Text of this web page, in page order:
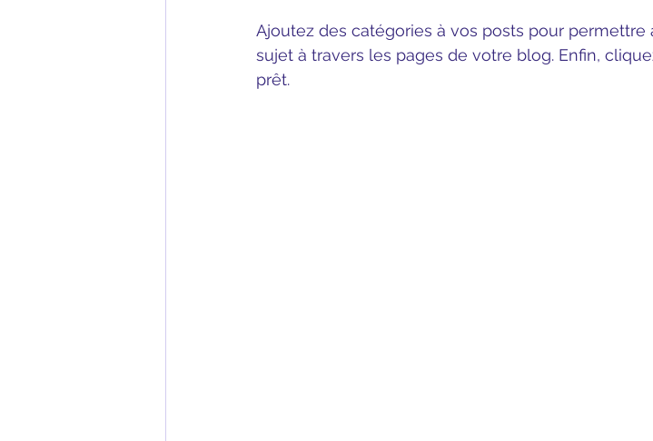
Ajoutez des catégories à vos posts pour
sujet à travers les pages de votre blog. Enfin,
prêt.